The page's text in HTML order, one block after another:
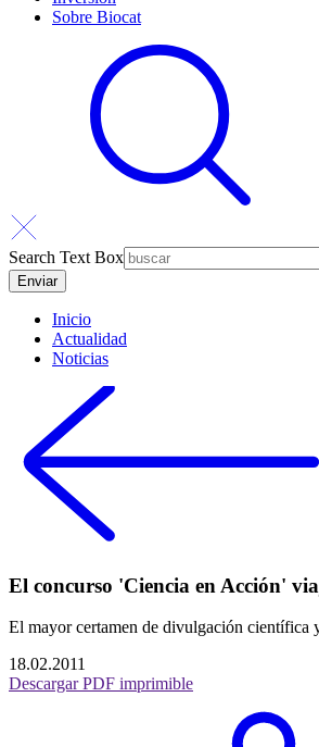
Sobre Biocat
Search Text Box
Inicio
Actualidad
Noticias
El concurso 'Ciencia en Acción'
El mayor certamen de divulgación científica
18.02.2011
Descargar PDF imprimible